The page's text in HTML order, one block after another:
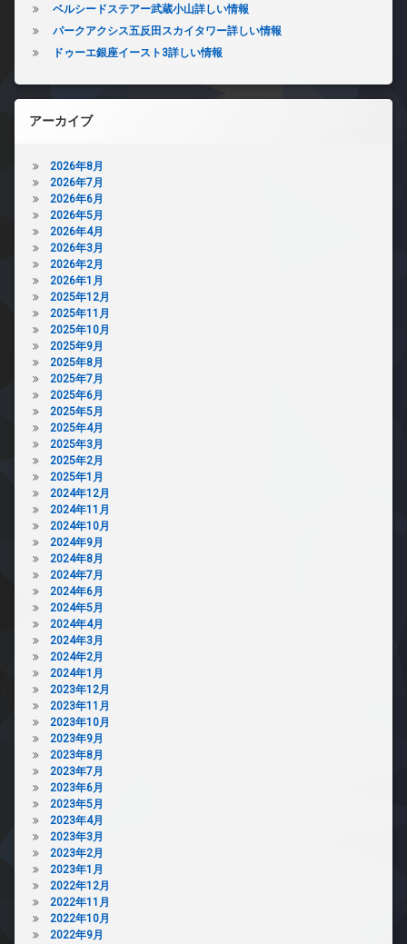
ベルシードステアー武蔵小山詳しい情報
パークアクシス五反田スカイタワー詳しい情報
ドゥーエ銀座イースト3詳しい情報
アーカイブ
2026年8月
2026年7月
2026年6月
2026年5月
2026年4月
2026年3月
2026年2月
2026年1月
2025年12月
2025年11月
2025年10月
2025年9月
2025年8月
2025年7月
2025年6月
2025年5月
2025年4月
2025年3月
2025年2月
2025年1月
2024年12月
2024年11月
2024年10月
2024年9月
2024年8月
2024年7月
2024年6月
2024年5月
2024年4月
2024年3月
2024年2月
2024年1月
2023年12月
2023年11月
2023年10月
2023年9月
2023年8月
2023年7月
2023年6月
2023年5月
2023年4月
2023年3月
2023年2月
2023年1月
2022年12月
2022年11月
2022年10月
2022年9月